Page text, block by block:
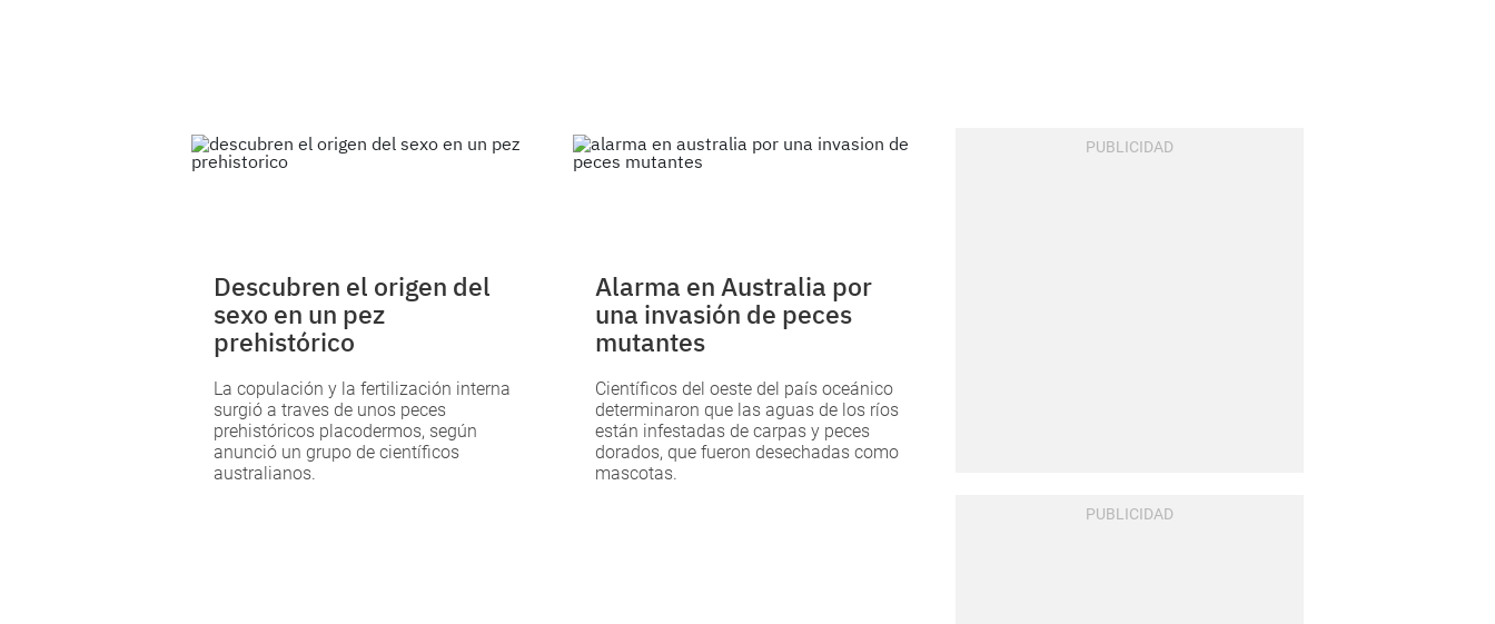
Descubren el origen del
sexo en un pez
prehistórico
La copulación y la fertilización interna
surgió a traves de unos peces
prehistóricos placodermos, según
anunció un grupo de científicos
australianos.
Alarma en Australia por
una invasión de peces
mutantes
Científicos del oeste del país oceánico
determinaron que las aguas de los ríos
están infestadas de carpas y peces
dorados, que fueron desechadas como
mascotas.